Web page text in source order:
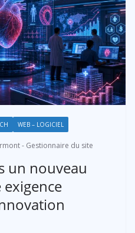
WEB – LOGICIEL
- Gestionnaire du site
un nouveau